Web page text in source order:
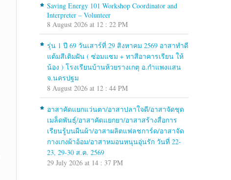
Saving Energy 101 Workshop Coordinator and
Interpreter – Volunteer
8 August 2026 at 12 : 22 PM
รุ่น 1 ปี 69 วันเสาร์ที่ 29 สิงหาคม 2569 อาสาทำดี
แต้มสีเติมฝัน ( ซ่อมแซม + ทาสีอาคารเรียน ให้
น้อง ) โรงเรียนบ้านห้วยรางเกตุ อ.กำแพงแสน
จ.นครปฐม
8 August 2026 at 12 : 44 PM
อาสาคัดแยกแว่นตา/อาสาปลาใจดี/อาสาจัดชุด
เมล็ดพันธุ์/อาสาคัดแยกยา/อาสาสร้างสื่อการ
เรียนรู้บนผืนผ้า/อาสาผลิตแฟลชการ์ด/อาสาจัด
กางเกงผ้าอ้อม/อาสาหมอนหนุนอุ่นรัก วันที่ 22-
23, 29-30 ส.ค. 2569
29 July 2026 at 14 : 37 PM